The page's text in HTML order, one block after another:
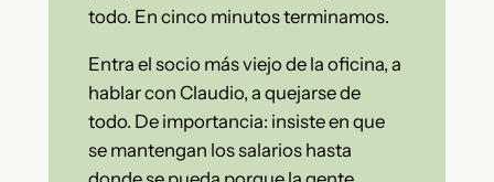
todo. En cinco minutos terminamos.
Entra el socio más viejo de la oficina, a
hablar con Claudio, a quejarse de
todo. De importancia: insiste en que
se mantengan los salarios hasta